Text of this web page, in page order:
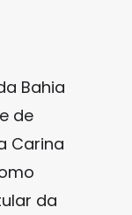
Bahia
de
Carina
da